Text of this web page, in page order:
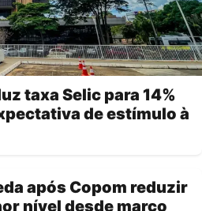
taxa Selic para 14%
de estímulo à
após Copom reduzir
nível desde março